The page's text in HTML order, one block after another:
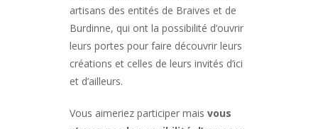
artisans des entités de Braives et de
Burdinne, qui ont la possibilité d’ouvrir
leurs portes pour faire découvrir leurs
créations et celles de leurs invités d’ici
et d’ailleurs.
Vous aimeriez participer mais vous